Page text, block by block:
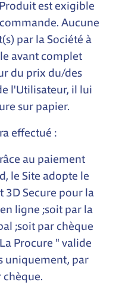
est exigible
Aucune
par la Société à
avant complet
du prix du/des
l'Utilisateur, il lui
sur papier.
effectué :
au paiement
le Site adopte le
3D Secure pour la
ligne ;soit par la
;soit par chèque
Procure " valide
uniquement, par
chèque.